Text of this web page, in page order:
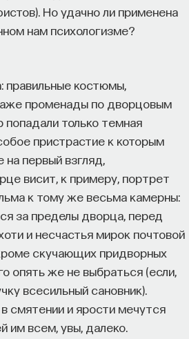
Но удачно ли применена
нам психологизме?
правильные костюмы,
променады по дворцовым
попадали только темная
пристрастие к которым
первый взгляд,
висит, к примеру, портрет
к тому же весьма камерны:
за пределы дворца, перед
и несчастья мирок почтовой
скучающих придворных
опять же не выбраться (если,
всесильный сановник).
смятении и ярости мечутся
им всем, увы, далеко.